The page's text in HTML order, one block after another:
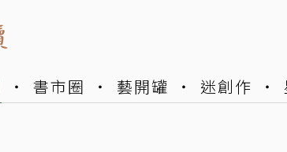
書市圈 藝開罐 迷創作